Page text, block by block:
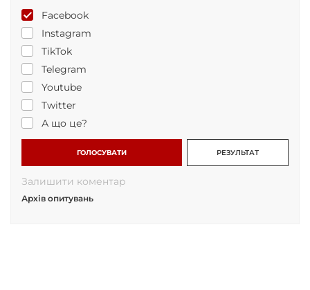
Facebook
Instagram
TikTok
Telegram
Youtube
Twitter
А що це?
ГОЛОСУВАТИ РЕЗУЛЬТАТ
Залишити коментар
Архів опитувань